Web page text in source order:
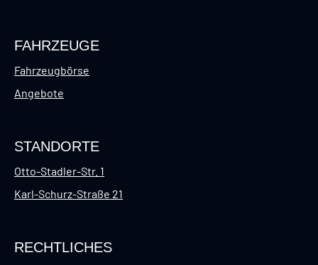
FAHRZEUGE
Fahrzeugbörse
Angebote
STANDORTE
Otto-Stadler-Str. 1
Karl-Schurz-Straße 21
RECHTLICHES